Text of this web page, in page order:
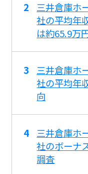
三井倉庫ホ
社の平均年
は約65.9万円
三井倉庫ホ
社の平均年
向
三井倉庫ホ
社のボーナ
調査